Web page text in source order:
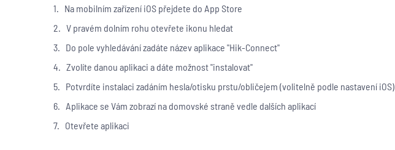
1. Na mobilním zařízení iOS přejdete do App Store
2. V pravém dolním rohu otevřete ikonu hledat
3. Do pole vyhledávání zadáte název aplikace "Hik-Connect"
4. Zvolíte danou aplikaci a dáte možnost "instalovat"
5. Potvrdíte instalaci zadáním hesla/otisku prstu/obličejem (volitelně podle nastavení iOS)
6. Aplikace se Vám zobrazí na domovské straně vedle dalších aplikací
7. Otevřete aplikaci